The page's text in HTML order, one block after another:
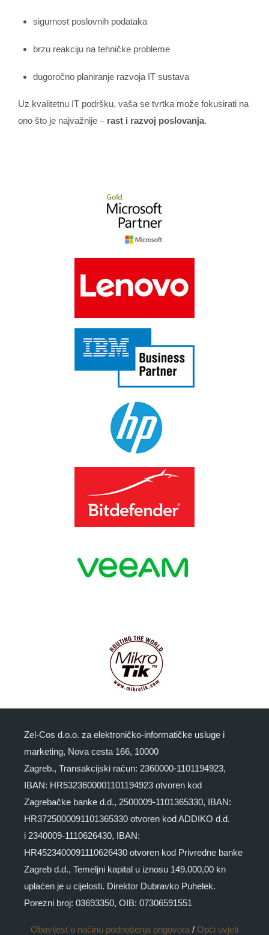
sigurnost poslovnih podataka
brzu reakciju na tehničke probleme
dugoročno planiranje razvoja IT sustava
Uz kvalitetnu IT podršku, vaša se tvrtka može fokusirati na
ono što je najvažnije – rast i razvoj poslovanja.
Zel-Cos d.o.o. za elektroničko-informatičke usluge i
marketing, Nova cesta 166, 10000
Zagreb., Transakcijski račun: 2360000-1101194923,
IBAN: HR5323600001101194923 otvoren kod
Zagrebačke banke d.d., 2500009-1101365330, IBAN:
HR3725000091101365330 otvoren kod ADDIKO d.d.
i 2340009-1110626430, IBAN:
HR4523400091110626430 otvoren kod Privredne banke
Zagreb d.d., Temeljni kapital u iznosu 149.000,00 kn
uplaćen je u cijelosti. Direktor Dubravko Puhelek.
Porezni broj: 03693350, OIB: 07306591551
Obavijest o načinu podnošenja prigovora / Opći uvjeti